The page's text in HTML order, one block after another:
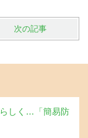
次の記事
しく…「簡易防